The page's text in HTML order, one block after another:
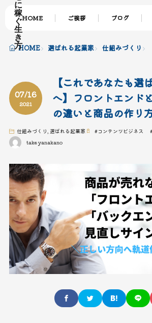
に
稼
ぐ
生
き
方
HOME ご挨拶 ブログ
HOME
選ばれる起業家 仕組みづくり
07/16
2021
【これであなたも選
へ】フロントエンド
の違いと商品の作り
仕組みづくり, 選ばれる起業家 #コンテンツビジネス
takeyanakano